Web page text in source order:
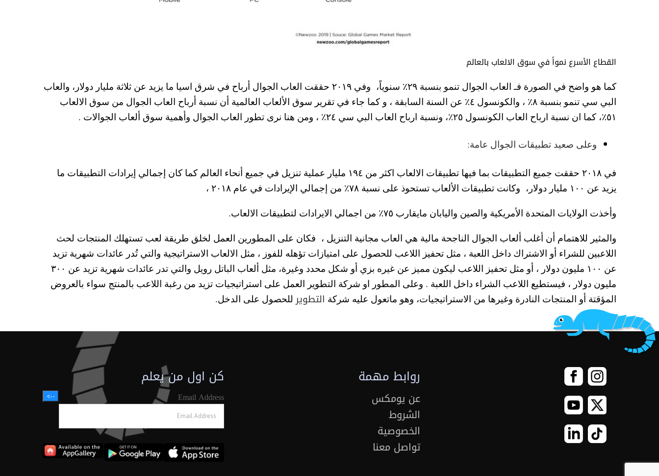
القطاع الأسرع نمواً في سوق الالعاب بالعالم
كما هو واضح في الصورة فـ العاب الجوال تنمو بنسبة ٢٩٪ سنوياً، وفي ٢٠١٩ حققت العاب الجوال أرباح في شرق اسيا ما يزيد عن ثلاثة مليار دولار،
والعاب
البي سي تنمو بنسبة ٨٪ ، والكونسول ٤٪ عن السنة السابقة ، و كما جاء في تقرير سوق الألعاب العالمية أن نسبة أرباح العاب الجوال من سوق الالعاب
٥١٪، كما ان نسبة ارباح العاب الكونسول ٢٥٪، ونسبة ارباح العاب البي سي ٢٤٪ ، ومن هنا نرى تطور العاب الجوال وأهمية سوق ألعاب الجوالات .
وعلى صعيد تطبيقات الجوال عامة:
في ٢٠١٨ حققت جميع التطبيقات بما فيها تطبيقات الالعاب اكثر من ١٩٤ مليار عملية تنزيل في جميع أنحاء العالم كما كان إجمالي إيرادات التطبيقات ما
يزيد عن ١٠٠ مليار دولار، وكانت تطبيقات الألعاب تستحوذ على نسبة ٧٨٪ من إجمالي الإيرادات في عام ٢٠١٨ ،
وأخذت الولايات المتحدة الأمريكية والصين واليابان مايقارب ٧٥٪ من اجمالي الايرادات لتطبيقات الالعاب.
والمثير للاهتمام أن أغلب ألعاب الجوال الناجحة مالية هي العاب مجانية التنزيل ، فكان على المطورين العمل لخلق طريقة لعب تستهلك المنتجات لحث
اللاعبين للشراء أو الاشتراك داخل اللعبة ، مثل تحفيز اللاعب للحصول على امتيازات تؤهله للفوز ، مثل الالعاب الاستراتيجية والتي تُدر عائدات شهرية تزيد
عن ١٠٠ مليون دولار ، أو مثل تحفيز اللاعب ليكون مميز عن غيره بزي أو شكل محدد وغيرة، مثل ألعاب الباتل رويل والتي تدر عائدات شهرية تزيد عن ٣٠٠
مليون دولار ، فيستطيع اللاعب الشراء داخل اللعبة . وعلى المطور او شركة التطوير العمل على استراتيجيات تزيد من رغبة اللاعب بالمنتج سواء بالعروض
المؤقتة أو المنتجات النادرة وغيرها من الاستراتيجيات، وهو ماتعول عليه شركة التطوير للحصول على الدخل.
روابط مهمة
عن يومكس
الشروط
الخصوصية
تواصل معنا
كن اول من يعلم
Email Address